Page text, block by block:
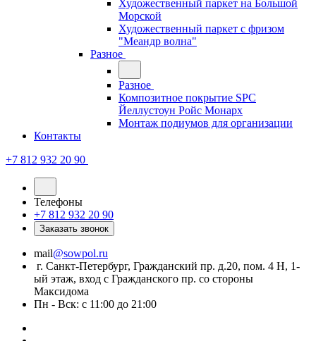
Художественный паркет на Большой
Морской
Художественный паркет с фризом
"Меандр волна"
Разное
Разное
Композитное покрытие SPC
Йеллустоун Ройс Монарх
Монтаж подиумов для организации
Контакты
+7 812 932 20 90
Телефоны
+7 812 932 20 90
Заказать звонок
mail@sowpol.ru
г. Санкт-Петербург, Гражданский пр. д.20, пом. 4 Н, 1-
ый этаж, вход с Гражданского пр. со стороны
Максидома
Пн - Вск: с 11:00 до 21:00